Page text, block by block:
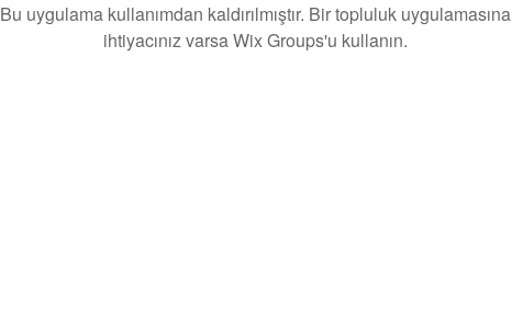
Bu uygulama kullanımdan kaldırılmıştır. Bir topluluk uygulamasına
ihtiyacınız varsa Wix Groups'u kullanın.